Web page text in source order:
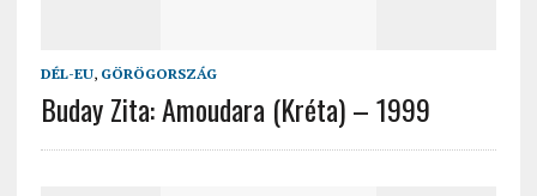
DÉL-EU, GÖRÖGORSZÁG
Buday Zita: Amoudara (Kréta) – 1999